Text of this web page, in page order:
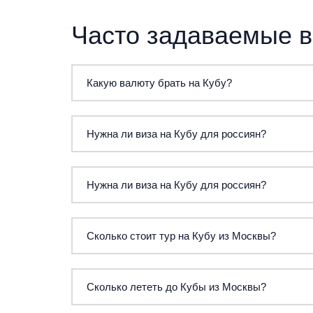
Часто задаваемые
Какую валюту брать на Кубу?
аэропорту, отелях и обменных пунктах.
1 USD горничной в день.
Нужна ли виза на Кубу для россиян?
Нужна ли виза на Кубу для россиян?
аэропорту. При пакетном туре карточка, как
Сколько стоит тур на Кубу из Москвы?
часов. Большинство отелей Варадеро
Сколько лететь до Кубы из Москвы?